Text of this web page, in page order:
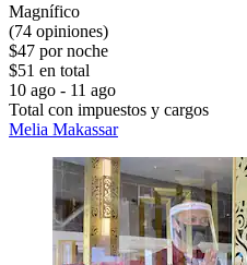
Magnífico
(74 opiniones)
$47 por noche
$51 en total
10 ago - 11 ago
Total con impuestos y cargos
Melia Makassar